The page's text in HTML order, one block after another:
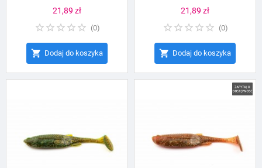
Cena
21,89 zł
(0)
 Dodaj do koszyka
Cena
21,89 zł
(0)
 Dodaj do koszyka